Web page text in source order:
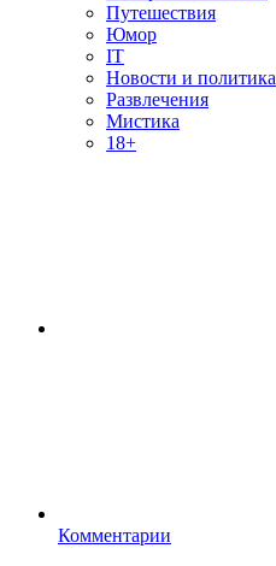
Путешествия
Юмор
IT
Новости и политика
Развлечения
Мистика
18+
Комментарии